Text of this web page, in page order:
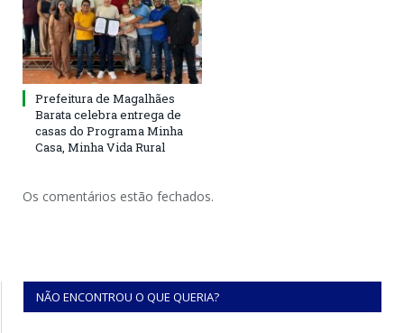
Prefeitura de Magalhães
Barata celebra entrega de
casas do Programa Minha
Casa, Minha Vida Rural
Os comentários estão fechados.
NÃO ENCONTROU O QUE QUERIA?